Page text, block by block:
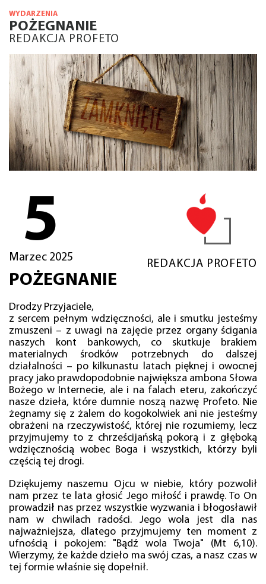
WYDARZENIA
POŻEGNANIE
REDAKCJA PROFETO
5
Marzec 2025
REDAKCJA PROFETO
POŻEGNANIE
Drodzy Przyjaciele,
z sercem pełnym wdzięczności, ale i smutku jesteśmy
zmuszeni – z uwagi na zajęcie przez organy ścigania
naszych kont bankowych, co skutkuje brakiem
materialnych środków potrzebnych do dalszej
działalności – po kilkunastu latach pięknej i owocnej
pracy jako prawdopodobnie największa ambona Słowa
Bożego w Internecie, ale i na falach eteru, zakończyć
nasze dzieła, które dumnie noszą nazwę Profeto. Nie
żegnamy się z żalem do kogokolwiek ani nie jesteśmy
obrażeni na rzeczywistość, której nie rozumiemy, lecz
przyjmujemy to z chrześcijańską pokorą i z głęboką
wdzięcznością wobec Boga i wszystkich, którzy byli
częścią tej drogi.
Dziękujemy naszemu Ojcu w niebie, który pozwolił
nam przez te lata głosić Jego miłość i prawdę. To On
prowadził nas przez wszystkie wyzwania i błogosławił
nam w chwilach radości. Jego wola jest dla nas
najważniejsza, dlatego przyjmujemy ten moment z
ufnością i pokojem: "Bądź wola Twoja" (Mt 6,10).
Wierzymy, że każde dzieło ma swój czas, a nasz czas w
tej formie właśnie się dopełnił.